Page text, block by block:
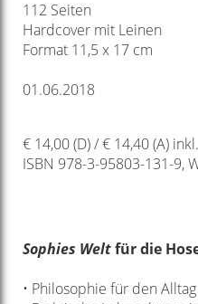
112 Seiten
Hardcover mit Leinen
Format 11,5 x 17 cm
01.06.2018
€ 14,00 (D) / € 14,40 (A)
ISBN 978-3-95803-131-9,
Sophies Weltfürdie
• Philosophie für den Alltag